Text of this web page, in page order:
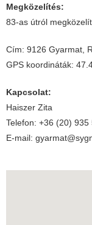
Megközelítés:
83-as útról
Cím: 9126 Gyarmat,
GPS koordináták:
Kapcsolat:
Haiszer Zita
Telefon: +36 (20) 935
E-mail: